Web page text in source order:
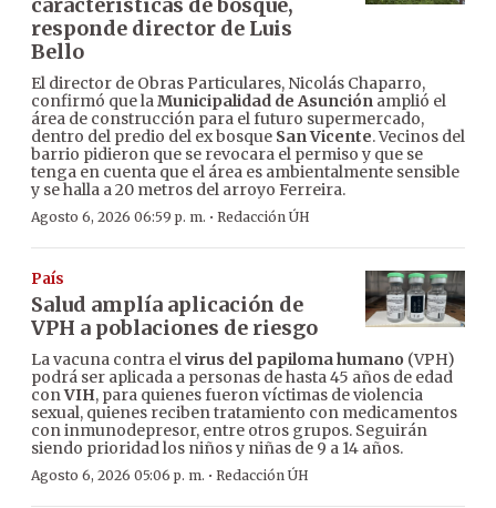
características de bosque,
responde director de Luis
Bello
El director de Obras Particulares, Nicolás Chaparro,
confirmó que laMunicipalidad de Asunción amplió el
área de construcción para el futuro supermercado,
dentro del predio del ex bosque San Vicente. Vecinos del
barrio pidieron que se revocara el permiso y que se
tenga en cuenta que el área es ambientalmente sensible
y se halla a 20 metros del arroyo Ferreira.
Agosto 6, 2026 06:59 p. m. · Redacción ÚH
País
Salud amplía aplicación de
VPH a poblaciones de riesgo
La vacuna contra elvirus del papiloma humano (VPH)
podrá ser aplicada a personas de hasta 45 años de edad
conVIH, para quienes fueron víctimas de violencia
sexual, quienes reciben tratamiento con medicamentos
con inmunodepresor, entre otros grupos. Seguirán
siendo prioridad los niños y niñas de 9 a 14 años.
Agosto 6, 2026 05:06 p. m. · Redacción ÚH